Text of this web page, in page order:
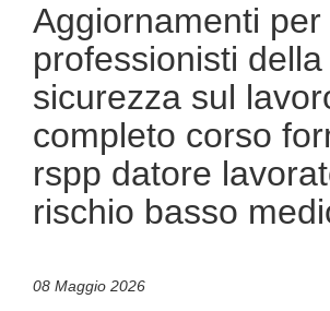
Aggiornamenti per
professionisti della
sicurezza sul
completo corso
rspp datore
rischio basso
08 Maggio 2026